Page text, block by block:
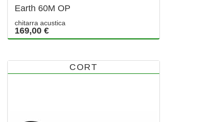
Earth 60M OP
chitarra acustica
169,00 €
CORT